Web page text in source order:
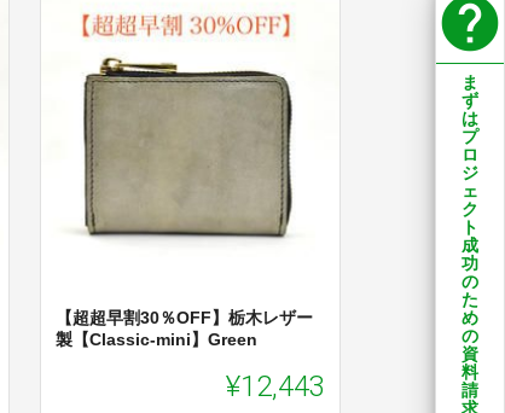
【超超早割30％OFF】栃木レザー
製【Classic-mini】Green
¥12,443
help
ま
ず
は
プ
ロ
ジ
ェ
ク
ト
成
功
の
た
め
の
資
料
請
求